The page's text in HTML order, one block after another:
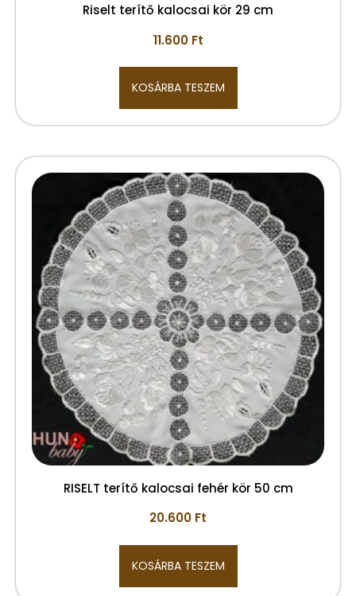
Riselt terítő kalocsai kör 29 cm
11.600 Ft
KOSÁRBA TESZEM
RISELT terítő kalocsai fehér kör 50 cm
20.600 Ft
KOSÁRBA TESZEM